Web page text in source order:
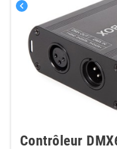
chevron_left
Contrôleur